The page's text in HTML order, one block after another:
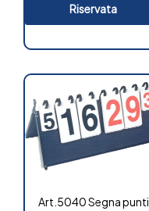
Riservata
Art.5040 Segna punti